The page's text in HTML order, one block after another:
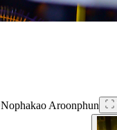
Nophakao Aroonphun